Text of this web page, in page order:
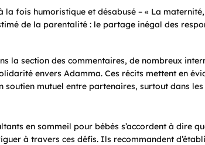
la fois humoristique et désabusé – « La
de la parentalité : le partage inégal des
la section des commentaires, de nombreux
envers Adamma. Ces récits mettent en
soutien mutuel entre partenaires, surtout dans
en sommeil pour bébés s’accordent à dire
à travers ces défis. Ils recommandent